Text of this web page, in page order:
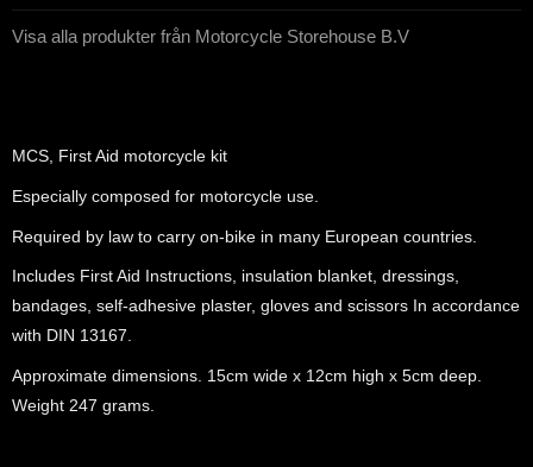
Visa alla produkter från Motorcycle Storehouse B.V
MCS, First Aid motorcycle kit
Especially composed for motorcycle use.
Required by law to carry on-bike in many European countries.
Includes First Aid Instructions, insulation blanket, dressings,
bandages, self-adhesive plaster, gloves and scissors In accordance
with DIN 13167.
Approximate dimensions. 15cm wide x 12cm high x 5cm deep.
Weight 247 grams.